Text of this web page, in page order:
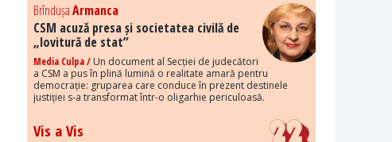
BrîndușaArmanca
CSM acuză presa și societatea civilă de
„lovitură de stat”
Media Culpa / Un document al Secției de judecători
a CSM a pus în plină lumină o realitate amară pentru
democrație: gruparea care conduce în prezent destinele
justiției s-a transformat într-o oligarhie periculoasă.
Vis a Vis